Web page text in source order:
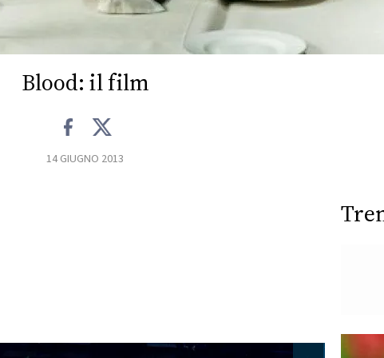
Blood: il film
14 GIUGNO 2013